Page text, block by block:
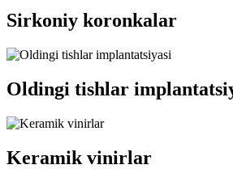
Sirkoniy koronkalar
Oldingi tishlar
Keramik vinirlar